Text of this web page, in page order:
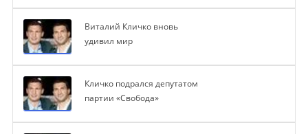
Виталий Кличко вновь
удивил мир
Кличко подрался депутатом
партии «Свобода»